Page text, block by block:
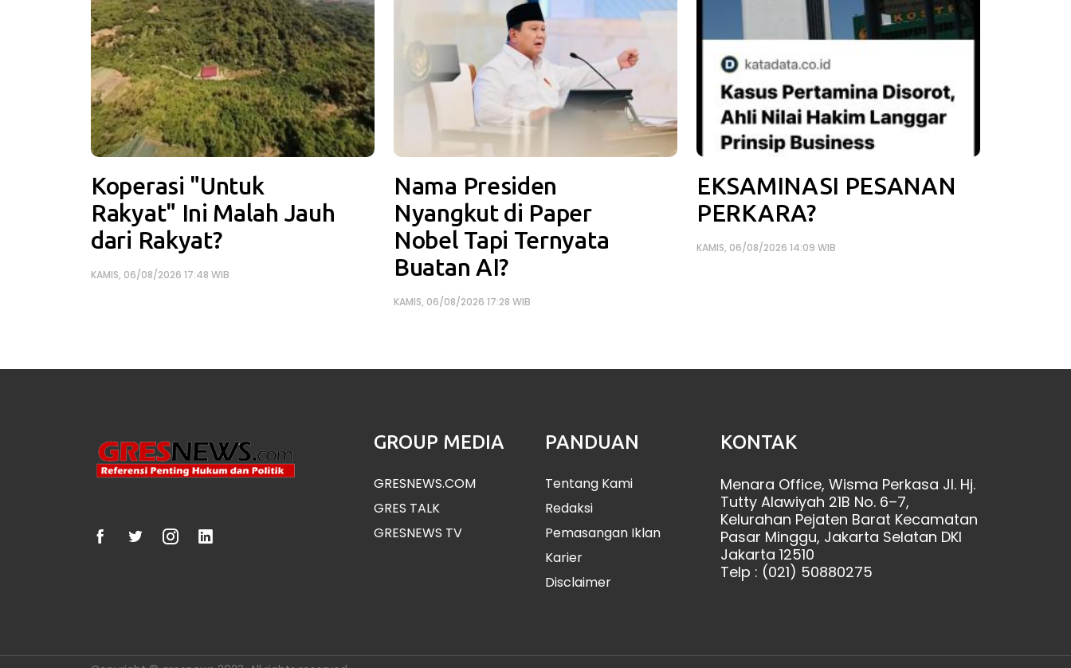
Koperasi "Untuk
Rakyat" Ini Malah Jauh
dari Rakyat?
KAMIS, 06/08/2026 17:48 WIB
Nama Presiden
Nyangkut di Paper
Nobel Tapi Ternyata
Buatan AI?
KAMIS, 06/08/2026 17:28 WIB
EKSAMINASI PESANAN
PERKARA?
KAMIS, 06/08/2026 14:09 WIB
GROUP MEDIA
GRESNEWS.COM
GRES TALK
GRESNEWS TV
PANDUAN
Tentang Kami
Redaksi
Pemasangan Iklan
Karier
Disclaimer
KONTAK
Menara Office, Wisma Perkasa Jl. Hj.
Tutty Alawiyah 21B No. 6–7,
Kelurahan Pejaten Barat Kecamatan
Pasar Minggu, Jakarta Selatan DKI
Jakarta 12510
Telp : (021) 50880275